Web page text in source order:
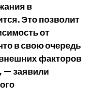
в
Это позволит
от
в свою очередь
факторов
— заявили